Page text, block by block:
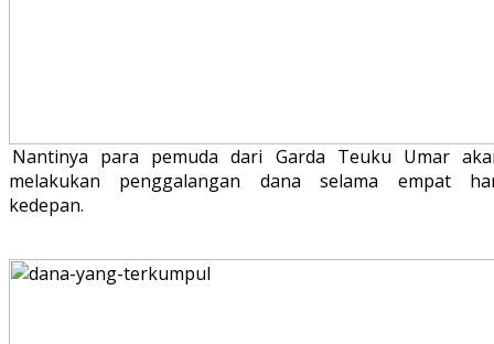
Nantinya para pemuda dari Garda Teuku Umar
melakukan penggalangan dana selama empat
kedepan.